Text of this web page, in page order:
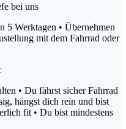
bei uns
5 Werktagen • Übernehmen
mit dem Fahrrad oder
• Du fährst sicher Fahrrad
hängst dich rein und bist
fit • Du bist mindestens